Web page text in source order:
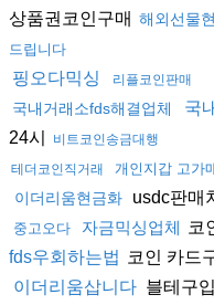
상품권코인구매 해외선물
드립니다
핑오다믹싱 리플코인판매
국내거래소fds해결업체 국
24시
비트코인송금대행
테더코인직거래
개인지갑 고가
이더리움현금화 usdc판매
중고오다 자금믹싱업체 코
fds우회하는법 코인 카드
이더리움삽니다 블테구입